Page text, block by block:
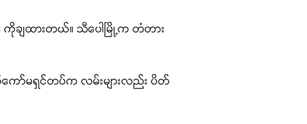
ကိုချထားတယ်။ သီပေါမြို့က တံတား
ော်မရှင်တပ်က လမ်းများလည်း ပိတ်